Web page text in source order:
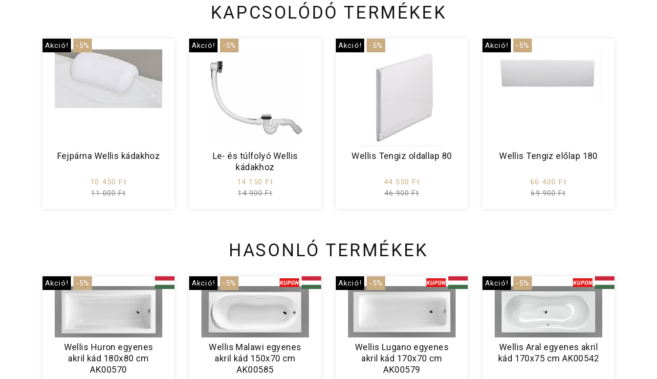
KAPCSOLÓDÓ TERMÉKEK
Akció! -5%
Fejpárna Wellis kádakhoz
10 450 Ft
11 000 Ft
Akció! -5%
Le- és túlfolyó Wellis
kádakhoz
14 150 Ft
14 900 Ft
Akció! -5%
Wellis Tengiz oldallap 80
44 550 Ft
46 900 Ft
Akció! -5%
Wellis Tengiz előlap 180
66 400 Ft
69 900 Ft
HASONLÓ TERMÉKEK
Akció! -5%
Wellis Huron egyenes
akril kád 180x80 cm
AK00570
Akció! -5%
Wellis Malawi egyenes
akril kád 150x70 cm
AK00585
Akció! -5%
Wellis Lugano egyenes
akril kád 170x70 cm
AK00579
Akció! -5%
Wellis Aral egyenes akril
kád 170x75 cm AK00542